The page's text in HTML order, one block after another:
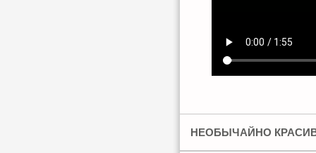
НЕОБЫЧАЙНО